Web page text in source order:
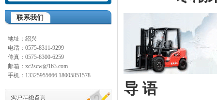
联系我们
地址：绍兴
电话：0575-8311-9299
传真：0575-8300-6259
邮箱：xc2scw@163.com
手机：13325955666 18005851578
导 语